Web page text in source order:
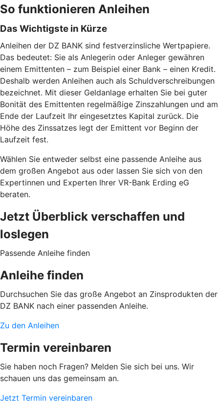
So funktionieren Anleihen
Das Wichtigste in Kürze
Anleihen der DZ BANK sind festverzinsliche Wertpapiere.
Das bedeutet: Sie als Anlegerin oder Anleger gewähren
einem Emittenten – zum Beispiel einer Bank – einen Kredit.
Deshalb werden Anleihen auch als Schuldverschreibungen
bezeichnet. Mit dieser Geldanlage erhalten Sie bei guter
Bonität des Emittenten regelmäßige Zinszahlungen und am
Ende der Laufzeit Ihr eingesetztes Kapital zurück. Die
Höhe des Zinssatzes legt der Emittent vor Beginn der
Laufzeit fest.
Wählen Sie entweder selbst eine passende Anleihe aus
dem großen Angebot aus oder lassen Sie sich von den
Expertinnen und Experten Ihrer VR-Bank Erding eG
beraten.
Jetzt Überblick verschaffen und
loslegen
Passende Anleihe finden
Anleihe finden
Durchsuchen Sie das große Angebot an Zinsprodukten der
DZ BANK nach einer passenden Anleihe.
Zu den Anleihen
Termin vereinbaren
Sie haben noch Fragen? Melden Sie sich bei uns. Wir
schauen uns das gemeinsam an.
Jetzt Termin vereinbaren